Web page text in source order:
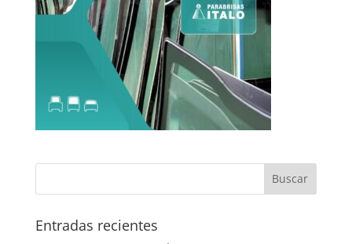
Entradas recientes